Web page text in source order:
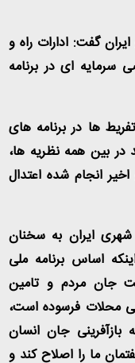
گفت: ادارات راه و
سرمایه ای در برنامه
ها در برنامه های
بین همه نظریه ها،
انجام شده اعتدال
ایران به سخنان
در خصوص اینکه اساس برنامه ملی
جان مردم و تامین
محلات فرسوده است،
بازآفرینی جان انسان
ما را اصلاح کند و